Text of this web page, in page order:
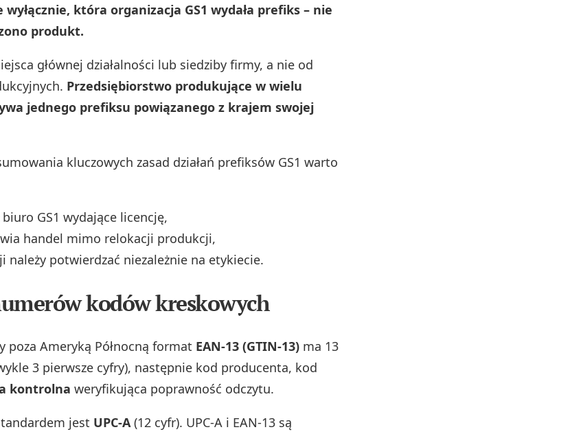
która organizacja GS1 wydała prefiks – nie
produkt.
głównej działalności lub siedziby firmy, a nie od
Przedsiębiorstwo produkujące w wielu
jednego prefiksu powiązanego z krajem swojej
kluczowych zasad działań prefiksów GS1 warto
GS1 wydające licencję,
handel mimo relokacji produkcji,
należy potwierdzać niezależnie na etykiecie.
kodów kreskowych
poza Ameryką Północną format EAN-13 (GTIN-13) ma 13
3 pierwsze cyfry), następnie kod producenta, kod
kontrolna weryfikująca poprawność odczytu.
jest UPC-A (12 cyfr). UPC-A i EAN-13 są